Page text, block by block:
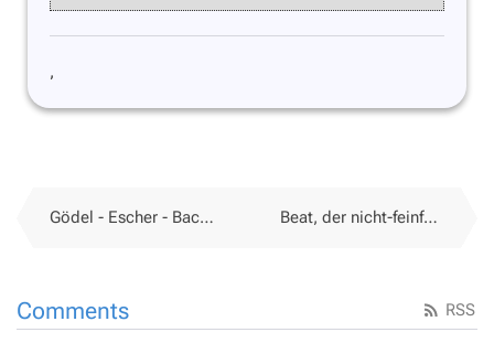
,
Gödel - Escher - Bach im Videozeitalter Beat, der nicht-feinfühlige SEO-Outer
RSS
Comments